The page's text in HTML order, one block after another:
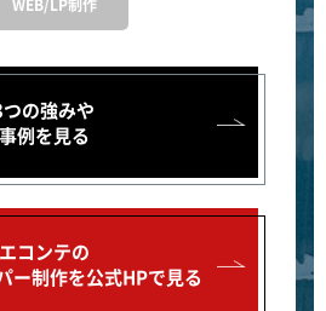
WEB/LP制作
の強みや
事例を見る
エコンテの
ー制作を公式HPで見る